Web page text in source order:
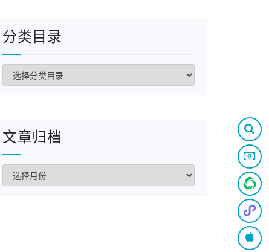
分类目录
类
文章归档
章